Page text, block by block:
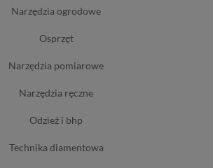
narzędzia ogrodowe
osprzęt
narzędzia pomiarowe
narzędzia ręczne
odzież i bhp
technika diamentowa